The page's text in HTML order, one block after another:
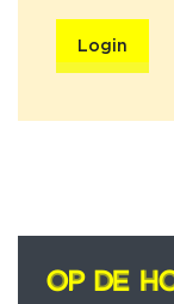
Login
OP DE
OP DE